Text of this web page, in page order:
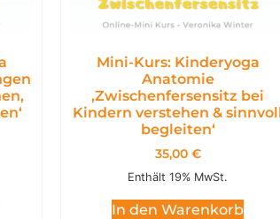
Mini-Kurs: Kinderyoga
Anatomie
,Zwischenfersensitz bei
Kindern verstehen &
begleiten‘
35,00 €
Enthält 19% MwSt.
In den Warenkorb